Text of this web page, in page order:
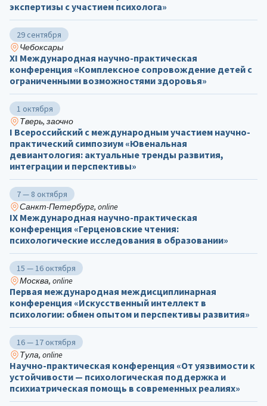
экспертизы с участием психолога»
29 сентября
Чебоксары
ХΙ Международная научно-практическая
конференция «Комплексное сопровождение детей с
ограниченными возможностями здоровья»
1 октября
Тверь, заочно
I Всероссийский с международным участием научно-
практический симпозиум «Ювенальная
девиантология: актуальные тренды развития,
интеграции и перспективы»
7 — 8 октября
Санкт-Петербург, online
IX Международная научно-практическая
конференция «Герценовские чтения:
психологические исследования в образовании»
15 — 16 октября
Москва, online
Первая международная междисциплинарная
конференция «Искусственный интеллект в
психологии: обмен опытом и перспективы развития»
16 — 17 октября
Тула, online
Научно-практическая конференция «От уязвимости к
устойчивости — психологическая поддержка и
психиатрическая помощь в современных реалиях»